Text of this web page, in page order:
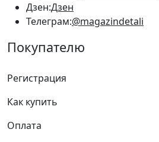
Дзен:Дзен
Телеграм:@magazindetali
Покупателю
Регистрация
Как купить
Оплата